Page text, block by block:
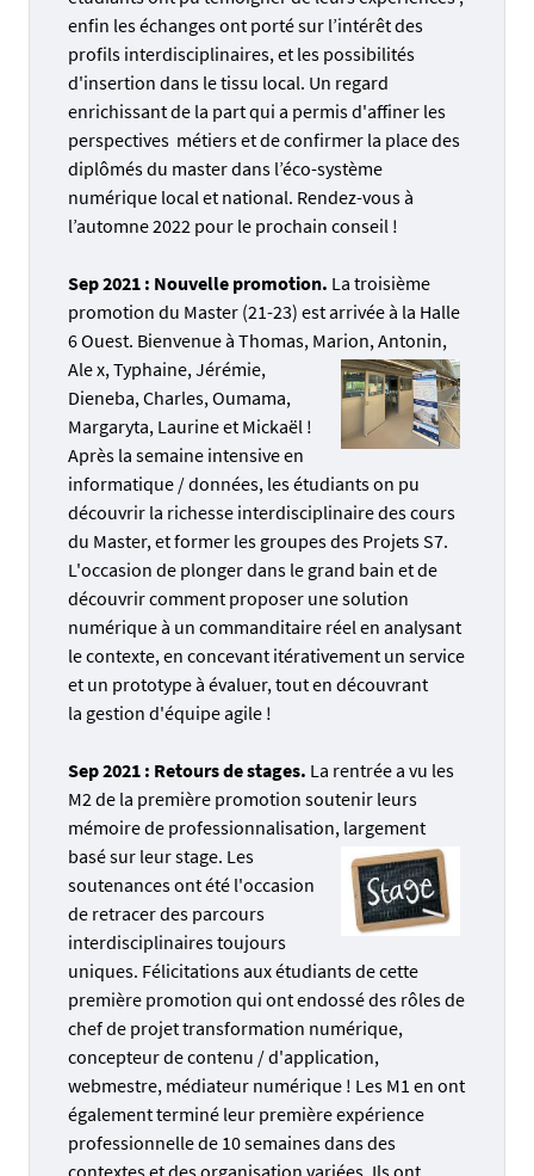
enfin les échanges ont porté sur l’intérêt des
profils interdisciplinaires, et les possibilités
d'insertion dans le tissu local. Un regard
enrichissant de la part qui a permis d'affiner les
perspectives métiers et de confirmer la place des
diplômés du master dans l’éco-système
numérique local et national. Rendez-vous à
l’automne 2022 pour le prochain conseil !
Sep 2021 : Nouvelle promotion. La troisième
promotion du Master (21-23) est arrivée à la Halle
6 Ouest. Bienvenue à Thomas, Marion, Antonin,
Alex, Typhaine, Jérémie,
Dieneba, Charles, Oumama,
Margaryta, Laurine et Mickaël !
Après la semaine intensive en
informatique / données, les étudiants on pu
découvrir la richesse interdisciplinaire des cours
du Master, et former les groupes des Projets S7.
L'occasion de plonger dans le grand bain et de
découvrir comment proposer une solution
numérique à un commanditaire réel en analysant
le contexte, en concevant itérativement un service
et un prototype à évaluer, tout en découvrant
la gestion d'équipe agile !
Sep 2021 : Retours de stages. La rentrée a vu les
M2 de la première promotion soutenir leurs
mémoire de professionnalisation, largement
basé sur leur stage. Les
soutenances ont été l'occasion
de retracer des parcours
interdisciplinaires toujours
uniques. Félicitations aux étudiants de cette
première promotion qui ont endossé des rôles de
chef de projet transformation numérique,
concepteur de contenu / d'application,
webmestre, médiateur numérique ! Les M1 en ont
également terminé leur première expérience
professionnelle de 10 semaines dans des
contextes et des organisation variées. Ils ont